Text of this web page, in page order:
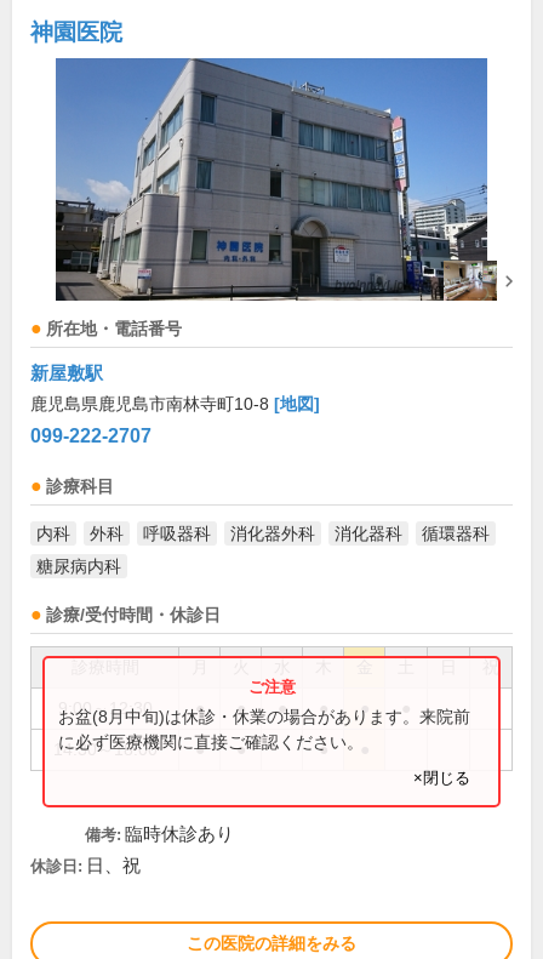
神園医院
所在地・電話番号
新屋敷駅
鹿児島県鹿児島市南林寺町10-8 [地図]
099-222-2707
診療科目
内科 外科 呼吸器科 消化器外科 消化器科
循環器科
糖尿病内科
診療/受付時間・休診日
祝
9:00～12:30 ● ● ● ● ●
14:30～18:00 ● ● ●
お盆(8月中旬)は休診・休業の場合があります。来院前
に必ず医療機関に直接ご確認ください。
×閉じる
備考: 臨時休診あり
休診日: 日、祝
この医院の詳細をみる